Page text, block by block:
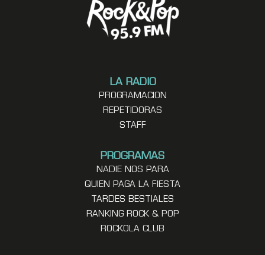
LA RADIO
PROGRAMACION
REPETIDORAS
STAFF
PROGRAMAS
NADIE NOS PARA
QUIEN PAGA LA FIESTA
TARDES BESTIALES
RANKING ROCK & POP
ROCKOLA CLUB